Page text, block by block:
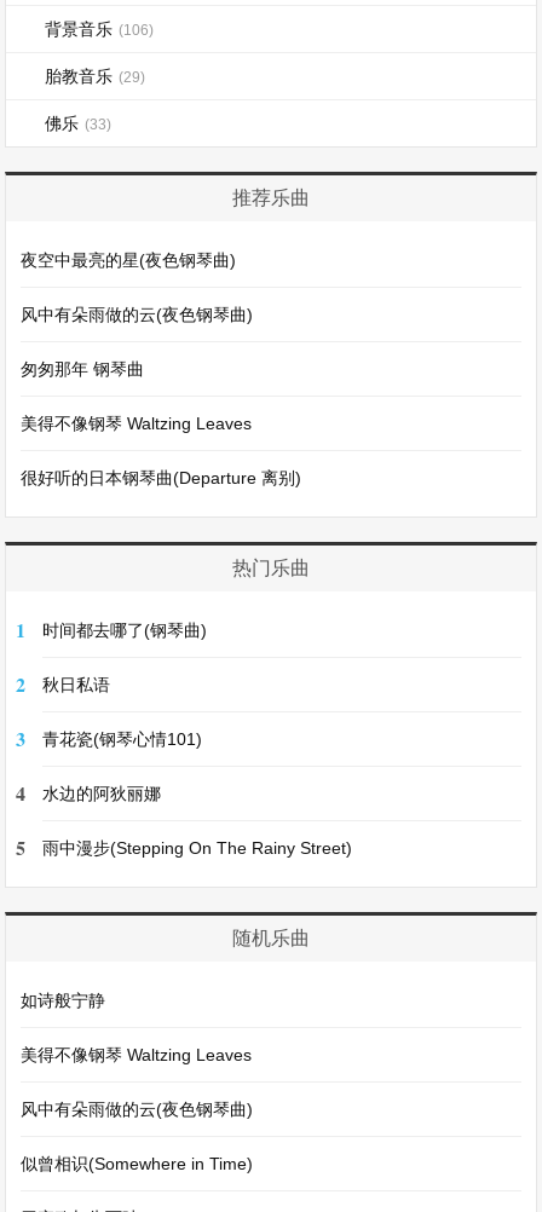
背景音乐 (106)
胎教音乐 (29)
佛乐 (33)
推荐乐曲
夜空中最亮的星(夜色钢琴曲)
风中有朵雨做的云(夜色钢琴曲)
匆匆那年 钢琴曲
美得不像钢琴 Waltzing Leaves
很好听的日本钢琴曲(Departure 离别)
热门乐曲
1 时间都去哪了(钢琴曲)
2 秋日私语
3 青花瓷(钢琴心情101)
4 水边的阿狄丽娜
5 雨中漫步(Stepping On The Rainy Street)
随机乐曲
如诗般宁静
美得不像钢琴 Waltzing Leaves
风中有朵雨做的云(夜色钢琴曲)
似曾相识(Somewhere in Time)